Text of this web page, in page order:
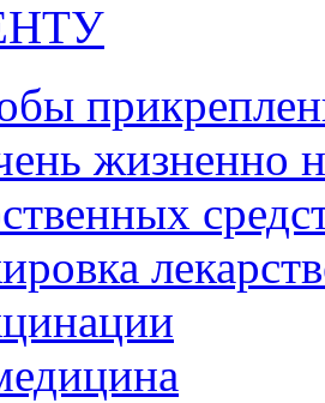
жизненно